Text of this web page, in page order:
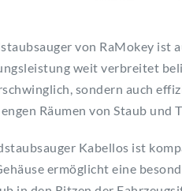
von RaMokey ist
weit verbreitet
sondern auch
Räumen von Staub und
Kabellos ist
ermöglicht eine